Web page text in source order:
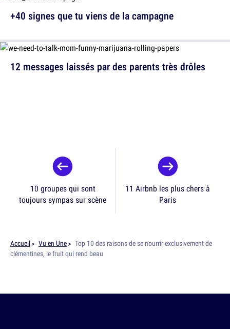
12 messages laissés par des parents très drôles
+40 signes que tu viens de la campagne
10 groupes qui sont
toujours sympas sur scène
11 Airbnb les plus chers à
Paris
Accueil Vu en Une
Top 10 des raisons de se nourrir exclusivement de
clémentines, le fruit qui rend beau